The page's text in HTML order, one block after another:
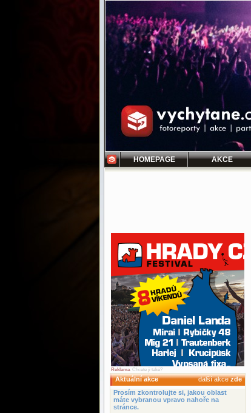
HOMEPAGE AKCE
Reklama. Chcete ji také?
Aktuální akce další akcezde
Prosím zkontrolujte si, jakou oblast
máte vybranou vpravo nahoře na
stránce.